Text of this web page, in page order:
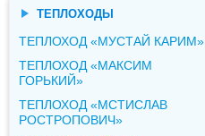
ТЕПЛОХОДЫ
ТЕПЛОХОД «МУСТАЙ КАРИМ»
ТЕПЛОХОД «МАКСИМ
ГОРЬКИЙ»
ТЕПЛОХОД «МСТИСЛАВ
РОСТРОПОВИЧ»